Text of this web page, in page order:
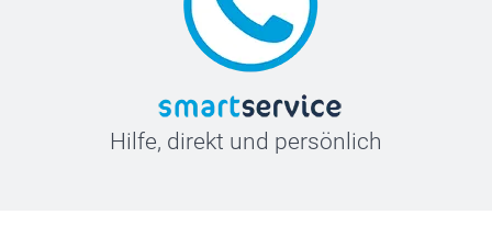
Hilfe, direkt und persönlich